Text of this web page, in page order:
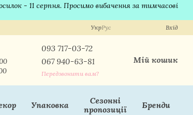
- 11 серпня. Просимо вибачення за тимчасові
УкрРус Вхід
093 717-03-72
067 940-63-81
Передзвонити вам?
Мій кошик
Упаковка
Сезонні
пропозиції
Бренди